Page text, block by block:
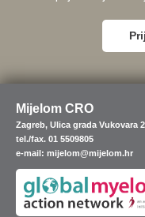
Mijelom CRO
Zagreb, Ulica grada Vukovara
tel./fax. 01 5509805
e-mail: mijelom@mijelom.hr